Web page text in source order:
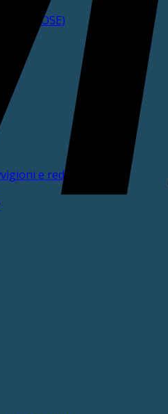
(SOSE)
e redditi diversi